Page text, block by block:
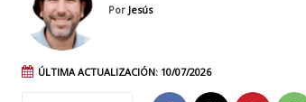
Por Jesús
ÚLTIMA ACTUALIZACIÓN: 10/07/2026